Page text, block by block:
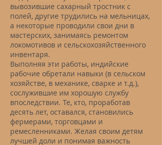
вывозившие сахарный тростник с
полей, другие трудились на мельницах,
а некоторые проводили свои дни в
мастерских, занимаясь ремонтом
локомотивов и сельскохозяйственного
инвентаря.
Выполняя эти работы, индийские
рабочие обретали навыки (в сельском
хозяйстве, в механике, сварке и т.д.),
сослужившие им хорошую службу
впоследствии. Те, кто, проработав
десять лет, оставался, становились
фермерами, торговцами и
ремесленниками. Желая своим детям
лучшей доли и понимая важность